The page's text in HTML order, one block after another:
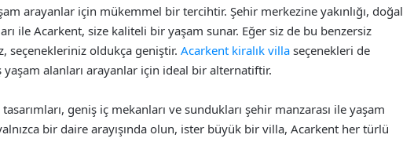
arayanlar için mükemmel bir tercihtir. Şehir merkezine yakınlığı, doğal
ile Acarkent, size kaliteli bir yaşam sunar. Eğer siz de bu benzersiz
seçenekleriniz oldukça geniştir. Acarkent kiralık villa seçenekleri de
alanları arayanlar için ideal bir alternatiftir.
geniş iç mekanları ve sundukları şehir manzarası ile yaşam
bir daire arayışında olun, ister büyük bir villa, Acarkent her türlü